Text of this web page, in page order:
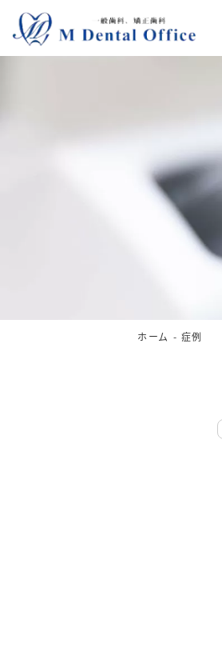
ホーム 症例